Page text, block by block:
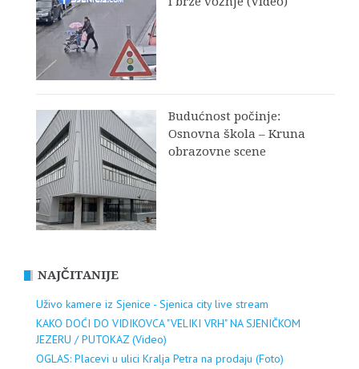
Budućnost počinje:
Osnovna škola – Kruna
obrazovne scene
NAJČITANIJE
Uživo kamere iz Sjenice - Sjenica city live stream
KAKO DOĆI DO VIDIKOVCA "VELIKI VRH" NA SJENIČKOM
JEZERU / PUTOKAZ (Video)
OGLAS: Placevi u ulici Kralja Petra na prodaju (Foto)